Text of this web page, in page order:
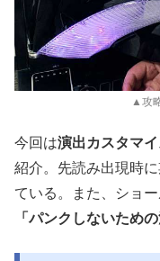
▲攻
今回は演出カスタマイ
紹介。先読み出現時
ている。また、ショ
「パンクしないための